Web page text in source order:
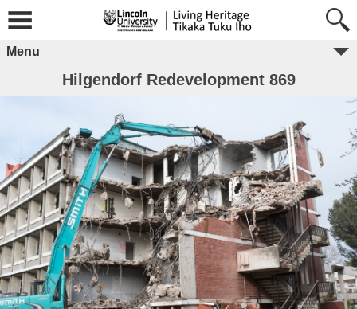
Menu
Hilgendorf Redevelopment 869